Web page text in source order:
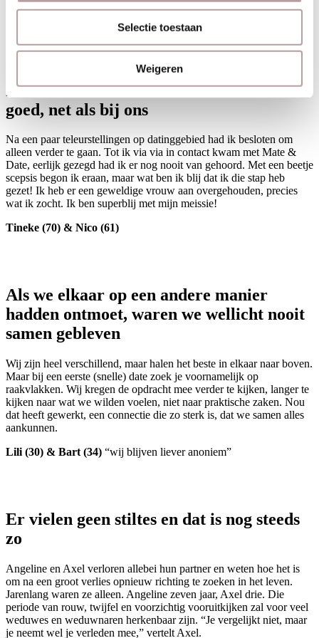
Selectie toestaan
Weigeren
Belinda (55) & Leon (51)“wij blijven liever anoniem”
Neem de gok! De dames weten waar ze
het over hebben en het komt vast en zeker
goed, net als bij ons
Na een paar teleurstellingen op datinggebied had ik besloten om
alleen verder te gaan. Tot ik via via in contact kwam met Mate &
Date, eerlijk gezegd had ik er nog nooit van gehoord. Met een beetje
scepsis begon ik eraan, maar wat ben ik blij dat ik die stap heb
gezet! Ik heb er een geweldige vrouw aan overgehouden, precies
wat ik zocht. Ik ben superblij met mijn meissie!
Tineke (70) & Nico (61)
Als we elkaar op een andere manier
hadden ontmoet, waren we wellicht nooit
samen gebleven
Wij zijn heel verschillend, maar halen het beste in elkaar naar boven.
Maar bij een eerste (snelle) date zoek je voornamelijk op
raakvlakken. Wij kregen de opdracht mee verder te kijken, langer te
kijken naar wat we wilden voelen, niet naar praktische zaken. Nou
dat heeft gewerkt, een connectie die zo sterk is, dat we samen alles
aankunnen.
Lili (30) & Bart (34) “wij blijven liever anoniem”
Er vielen geen stiltes en dat is nog steeds
zo
Angeline en Axel verloren allebei hun partner en weten hoe het is
om na een groot verlies opnieuw richting te zoeken in het leven.
Jarenlang waren ze alleen. Angeline zeven jaar, Axel drie. Die
periode van rouw, twijfel en voorzichtig vooruitkijken zal voor veel
weduwes en weduwnaren herkenbaar zijn. “Je vergelijkt niet, maar
je neemt wel je verleden mee,” vertelt Axel.